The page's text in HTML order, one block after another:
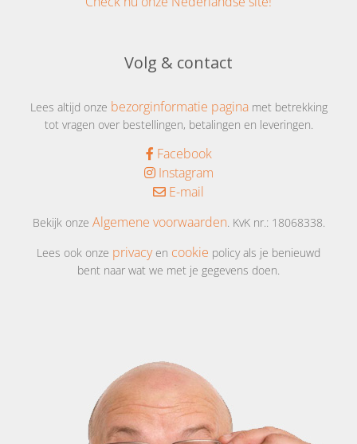
Volg & contact
Lees altijd onze bezorginformatie paginamet betrekking
tot vragen over bestellingen, betalingen en leveringen.
Facebook
Instagram
E-mail
Bekijk onze Algemene voorwaarden. KvK nr.: 18068338.
Lees ook onze privacyen cookie policy als je benieuwd
bent naar wat we met je gegevens doen.